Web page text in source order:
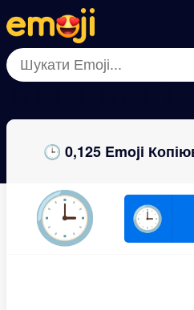
Menu
Close
Menu
Close
🕒 0,125 Emoji
🕒 🕒